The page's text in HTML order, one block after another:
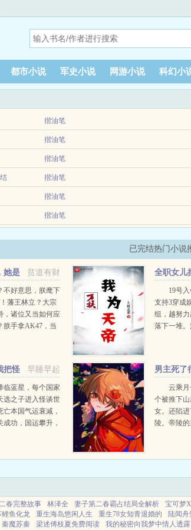
都市小说 军史小说 网游小说 科幻小
揩油笔
五年后回归都市大哥做了上门女婿，被连连欺辱！自己
揩油笔
五年后回归都市大哥做了上门女婿，被连连欺辱！自己
揩油笔
分手，母亲一家瞧我们不起，绝境之下，鬼谷师门出山，
揩油笔
傅赶回龙国娶老婆。为了明白情为何物，关圣拔刀对着一
揩油笔
，双目失明，双腿残疾，受尽羞辱，谁成想，突然被列入
揩油笔
已完结热门小说
贫道有财
她是
不好意思，朕麾下
藩王林立？大宗
，诸位又当如何应
朕手拿AK47，当
反应过来...
全职女儿
19号
支持3穿成
组，越努
落下一堆
早睡早起
把怪
临蓝星，每个国家
选之子进入怪谈世
本国气运衰减，
成功，国运攀升，
椰子）。1如果你
男主死了
云乘
个被推下
女。还陷
陵。帝陵
肉。他用
春完整故事 林泽全 妻子第二春霸占结局全解析 宝可梦
鲤鱼化龙 重生海岛悠闲人生 重生78女知青退婚的 陆闻舟
秦魔苏秦 梁述傅枝夏免费阅读 我的秘密向我梦中情人透露